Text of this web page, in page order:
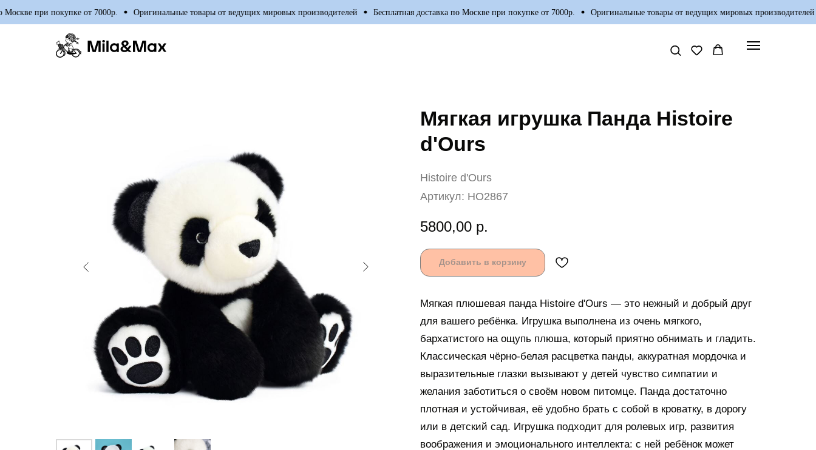
при покупке от 7000р. Оригинальные товары от ведущих мировых производителей Бесплатная доставка по Москве при покупке от 7000р. Оригинальные товары от ведущих мировых производителей
Мягкая игрушка Панда Histoire
d'Ours
Histoire d'Ours
Артикул: HO2867
5800,00 р.
Добавить в корзину
Мягкая плюшевая панда Histoire d'Ours — это нежный и добрый друг
для вашего ребёнка. Игрушка выполнена из очень мягкого,
бархатистого на ощупь плюша, который приятно обнимать и гладить.
Классическая чёрно-белая расцветка панды, аккуратная мордочка и
выразительные глазки вызывают у детей чувство симпатии и
желания заботиться о своём новом питомце. Панда достаточно
плотная и устойчивая, её удобно брать с собой в кроватку, в дорогу
или в детский сад. Игрушка подходит для ролевых игр, развития
воображения и эмоционального интеллекта: с ней ребёнок может